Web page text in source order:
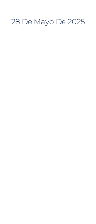
28 De Mayo De 2025